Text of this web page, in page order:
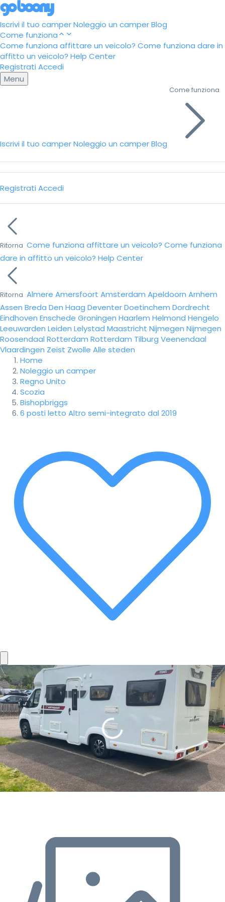
Iscrivi il tuo camperNoleggio un camperBlog
Come funziona
Come funziona affittare un veicolo? Come funziona dare in
affitto un veicolo? Help Center
Registrati Accedi
Menu
Iscrivi il tuo camperNoleggio un camperBlog
Come funziona
Registrati Accedi
Ritorna Come funziona affittare un veicolo? Come funziona
dare in affitto un veicolo? Help Center
Ritorna Almere Amersfoort Amsterdam Apeldoorn Arnhem
Assen Breda Den Haag DeventerDoetinchem Dordrecht
Eindhoven Enschede Groningen Haarlem Helmond Hengelo
Leeuwarden Leiden Lelystad Maastricht Nijmegen Nijmegen
Roosendaal Rotterdam Rotterdam Tilburg Veenendaal
Vlaardingen Zeist Zwolle Alle steden
Home
Noleggio un camper
Regno Unito
Scozia
Bishopbriggs
6 posti letto Altro semi-integrato dal 2019